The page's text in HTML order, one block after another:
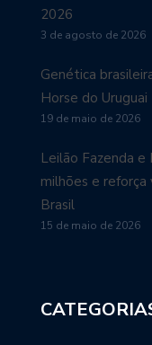
2026
3 de agosto de 2026
Genética
Horse do Uruguai
19 de maio de 2026
Leilão Fazenda
milhões e
Brasil
15 de maio de 2026